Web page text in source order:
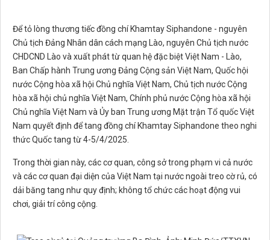
Để tỏ lòng thương tiếc đồng chí Khamtay Siphandone - nguyên
Chủ tịch Đảng Nhân dân cách mạng Lào, nguyên Chủ tịch nước
CHDCND Lào và xuất phát từ quan hệ đặc biệt Việt Nam - Lào,
Ban Chấp hành Trung ương Đảng Cộng sản Việt Nam, Quốc hội
nước Cộng hòa xã hội Chủ nghĩa Việt Nam, Chủ tịch nước Cộng
hòa xã hội chủ nghĩa Việt Nam, Chính phủ nước Cộng hòa xã hội
Chủ nghĩa Việt Nam và Ủy ban Trung ương Mặt trận Tổ quốc Việt
Nam quyết định để tang đồng chí Khamtay Siphandone theo nghi
thức Quốc tang từ 4-5/4/2025.
Trong thời gian này, các cơ quan, công sở trong phạm vi cả nước
và các cơ quan đại diện của Việt Nam tại nước ngoài treo cờ rủ, có
dải băng tang như quy định; không tổ chức các hoạt động vui
chơi, giải trí công cộng.